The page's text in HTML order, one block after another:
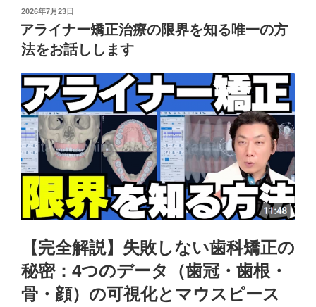
投
稿
日:
2026年7月23日
アライナー矯正治療の限界を知る唯一の方
法をお話しします
【完全解説】失敗しない歯科矯正の
秘密： 4つのデータ（歯冠・歯根・
骨・顔）の可視化とマウスピース